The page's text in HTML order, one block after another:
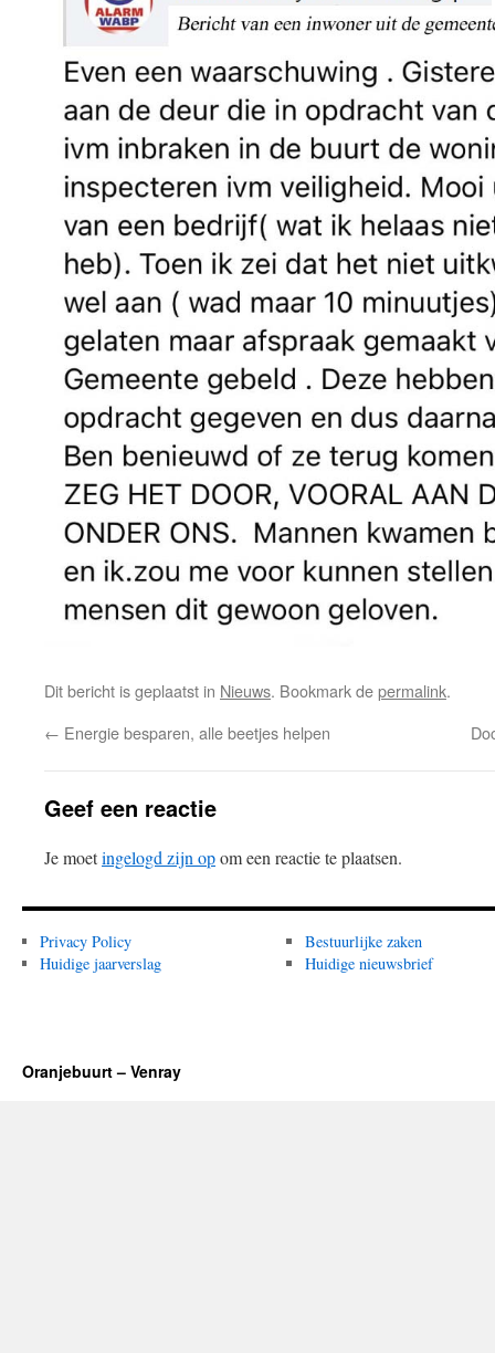
Dit bericht is geplaatst in Nieuws. Bookmark depermalink.
← Energie besparen, alle beetjes helpen
Geef een reactie
Je moetingelogd zijn opom een reactie te plaatsen.
Privacy Policy
Huidige jaarverslag
Bestuurlijke zaken
Huidige nieuwsbrief
Oranjebuurt – Venray